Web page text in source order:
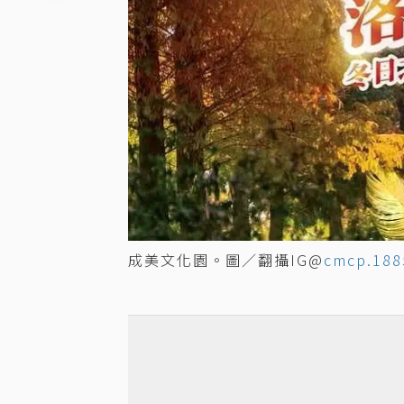
成美文化園。圖／翻攝IG@